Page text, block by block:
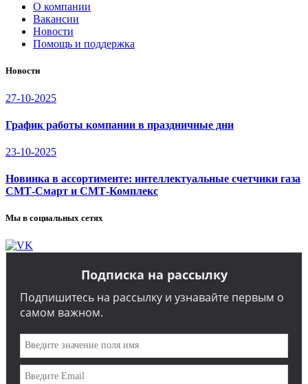
О компании
Вакансии
Новости
Помощь и поддержка
Новости
27-10-2025
График работы компании в праздничные дни
23-10-2025
Новинка в ассортименте: интеллектуальные счетчики газа
СМТ-Смарт и СМТ-Комплекс
Мы в социальных сетях
Подписка на рассылку
Подпишитесь на рассылку и узнавайте первым о
самом важном.